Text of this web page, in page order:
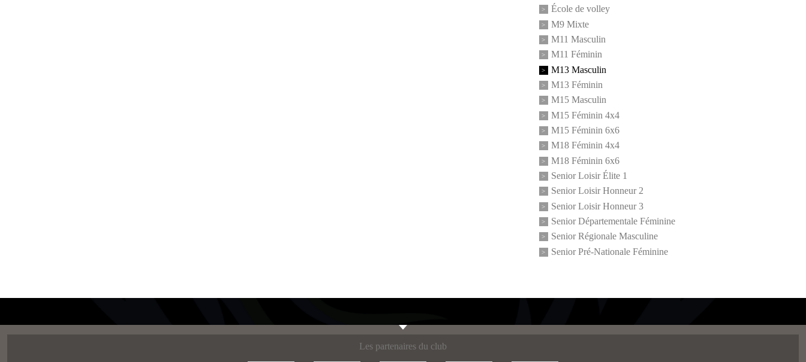
École de volley
M9 Mixte
M11 Masculin
M11 Féminin
M13 Masculin
M13 Féminin
M15 Masculin
M15 Féminin 4x4
M15 Féminin 6x6
M18 Féminin 4x4
M18 Féminin 6x6
Senior Loisir Élite 1
Senior Loisir Honneur 2
Senior Loisir Honneur 3
Senior Départementale Féminine
Senior Régionale Masculine
Senior Pré-Nationale Féminine
Les partenaires du club